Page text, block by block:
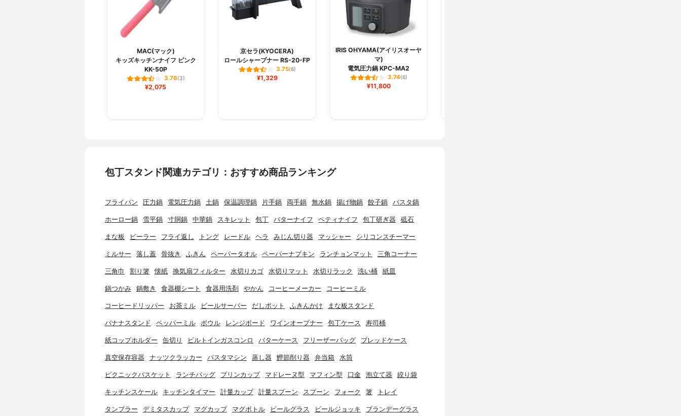
MAC(マック)
キッズキッチンナイフ ピンク
KK-50P
3.76(3)
¥2,075
京セラ(KYOCERA)
ロールシャープナー RS-20-FP
3.75(6)
¥1,329
IRIS OHYAMA(アイリスオーヤ
マ)
電気圧力鍋 KPC-MA2
3.74(6)
¥11,800
包丁スタンド関連カテゴリ：おすすめ商品ランキング
フライパン 圧力鍋 電気圧力鍋 土鍋 保温調理鍋 片手鍋 両手鍋 無水鍋 揚げ物鍋 餃子鍋 パスタ鍋
ホーロー鍋 雪平鍋 寸胴鍋 中華鍋 スキレット 包丁 バターナイフ ペティナイフ 包丁研ぎ器 砥石
まな板 ピーラー フライ返し トング レードル ヘラ みじん切り器 マッシャー シリコンスチーマー
ミルサー 落し蓋 骨抜き ふきん ペーパータオル ペーパーナプキン ランチョンマット 三角コーナー
三角巾 割り箸 懐紙 換気扇フィルター 水切りカゴ 水切りマット 水切りラック 洗い桶 紙皿
鍋つかみ 鍋敷き 食器棚シート 食器用洗剤 やかん コーヒーメーカー コーヒーミル
コーヒードリッパー お茶ミル ビールサーバー だしポット ふきんかけ まな板スタンド
バナナスタンド ペッパーミル ボウル レンジボード ワインオープナー 包丁ケース 寿司桶
紙コップホルダー 缶切り ビルトインガスコンロ バターケース フリーザーバッグ ブレッドケース
真空保存容器 ナッツクラッカー パスタマシン 蒸し器 鰹節削り器 弁当箱 水筒
ピクニックバスケット ランチバッグ プリンカップ マドレーヌ型 マフィン型 口金 泡立て器 絞り袋
キッチンスケール キッチンタイマー 計量カップ 計量スプーン スプーン フォーク 箸 トレイ
タンブラー デミタスカップ マグカップ マグボトル ビールグラス ビールジョッキ ブランデーグラス